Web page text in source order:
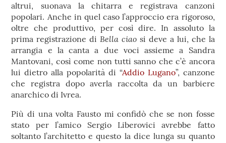
altrui, suonava la chitarra e registrava canzoni
popolari. Anche in quel caso l’approccio era rigoroso,
oltre che produttivo, per così dire. In assoluto la
prima registrazione diBella ciao si deve a lui, che la
arrangia e la canta a due voci assieme a Sandra
Mantovani, così come non tutti sanno che c’è ancora
lui dietro alla popolarità di “Addio Lugano”, canzone
che registra dopo averla raccolta da un barbiere
anarchico di Ivrea.
Più di una volta Fausto mi confidò che se non fosse
stato per l’amico Sergio Liberovici avrebbe fatto
soltanto l’architetto e questo la dice lunga su quanto